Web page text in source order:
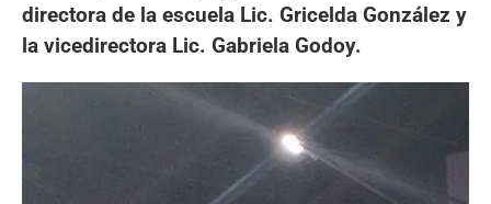
directora de la escuela Lic. Gricelda González y
la vicedirectora Lic. Gabriela Godoy.